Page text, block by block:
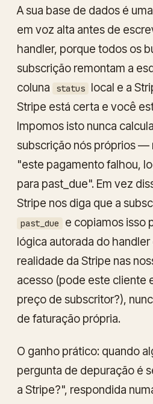
A sua base de dados é
em voz alta antes de
handler, porque todos os
subscrição remontam a
coluna
status
local e a
Stripe está certa e você
Impomos isto nunca
subscrição nós próprios —
"este pagamento falhou,
para past_due". Em vez
Stripe nos diga que a
past_due
e copiamos isso
lógica autorada do handler
realidade da Stripe nas
acesso (pode este cliente
preço de subscritor?),
de faturação própria.
O ganho prático: quando
pergunta de depuração é
a Stripe?", respondida